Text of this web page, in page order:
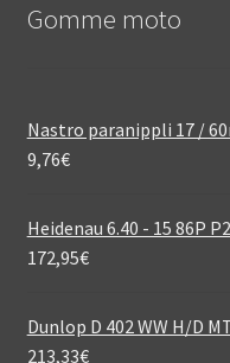
Gomme moto
Nastro paranippli 17 /
9,76€
Heidenau 6.40 - 15 86P
172,95€
Dunlop D 402 WW H/D
213,33€